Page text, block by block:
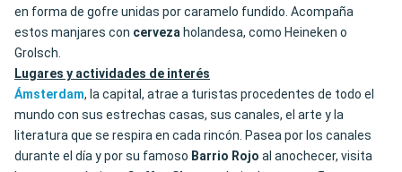
en forma de gofre unidas por caramelo fundido. Acompaña
estos manjares con cerveza holandesa, como Heineken o
Grolsch.
Lugares y actividades de interés
Ámsterdam, la capital, atrae a turistas procedentes de todo el
mundo con sus estrechas casas, sus canales, el arte y la
literatura que se respira en cada rincón. Pasea por los canales
durante el día y por su famoso Barrio Rojo al anochecer, visita